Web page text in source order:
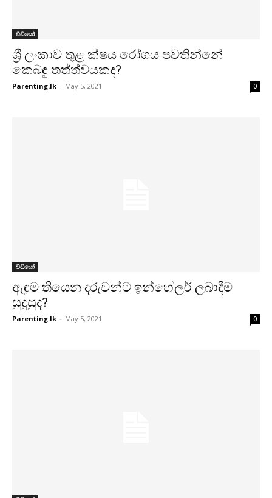
වීඩියෝ
ශ්‍රී ලංකාව තුළ ක්ෂය රෝගය පවතින්නේ
කෙබඳු තත්ත්වයකද?
Parenting.lk - May 5, 2021 0
වීඩියෝ
ඇඳුම තියෙන දරුවන්ට ඉන්හේලර් ලබාදීම
සුදුසුද?
Parenting.lk - May 5, 2021 0